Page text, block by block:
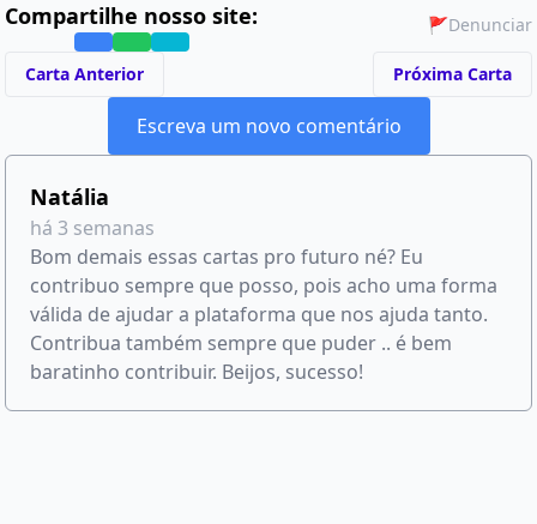
Compartilhe nosso site: 🚩Denunciar
Carta Anterior Próxima Carta
Escreva um novo comentário
Natália
há 3 semanas
Bom demais essas cartas pro futuro né? Eu
contribuo sempre que posso, pois acho uma forma
válida de ajudar a plataforma que nos ajuda tanto.
Contribua também sempre que puder .. é bem
baratinho contribuir. Beijos, sucesso!